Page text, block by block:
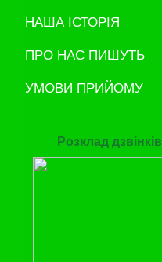
НАША ІСТОРІЯ
ПРО НАС ПИШУТЬ
УМОВИ ПРИЙОМУ
Розклад дзвінків